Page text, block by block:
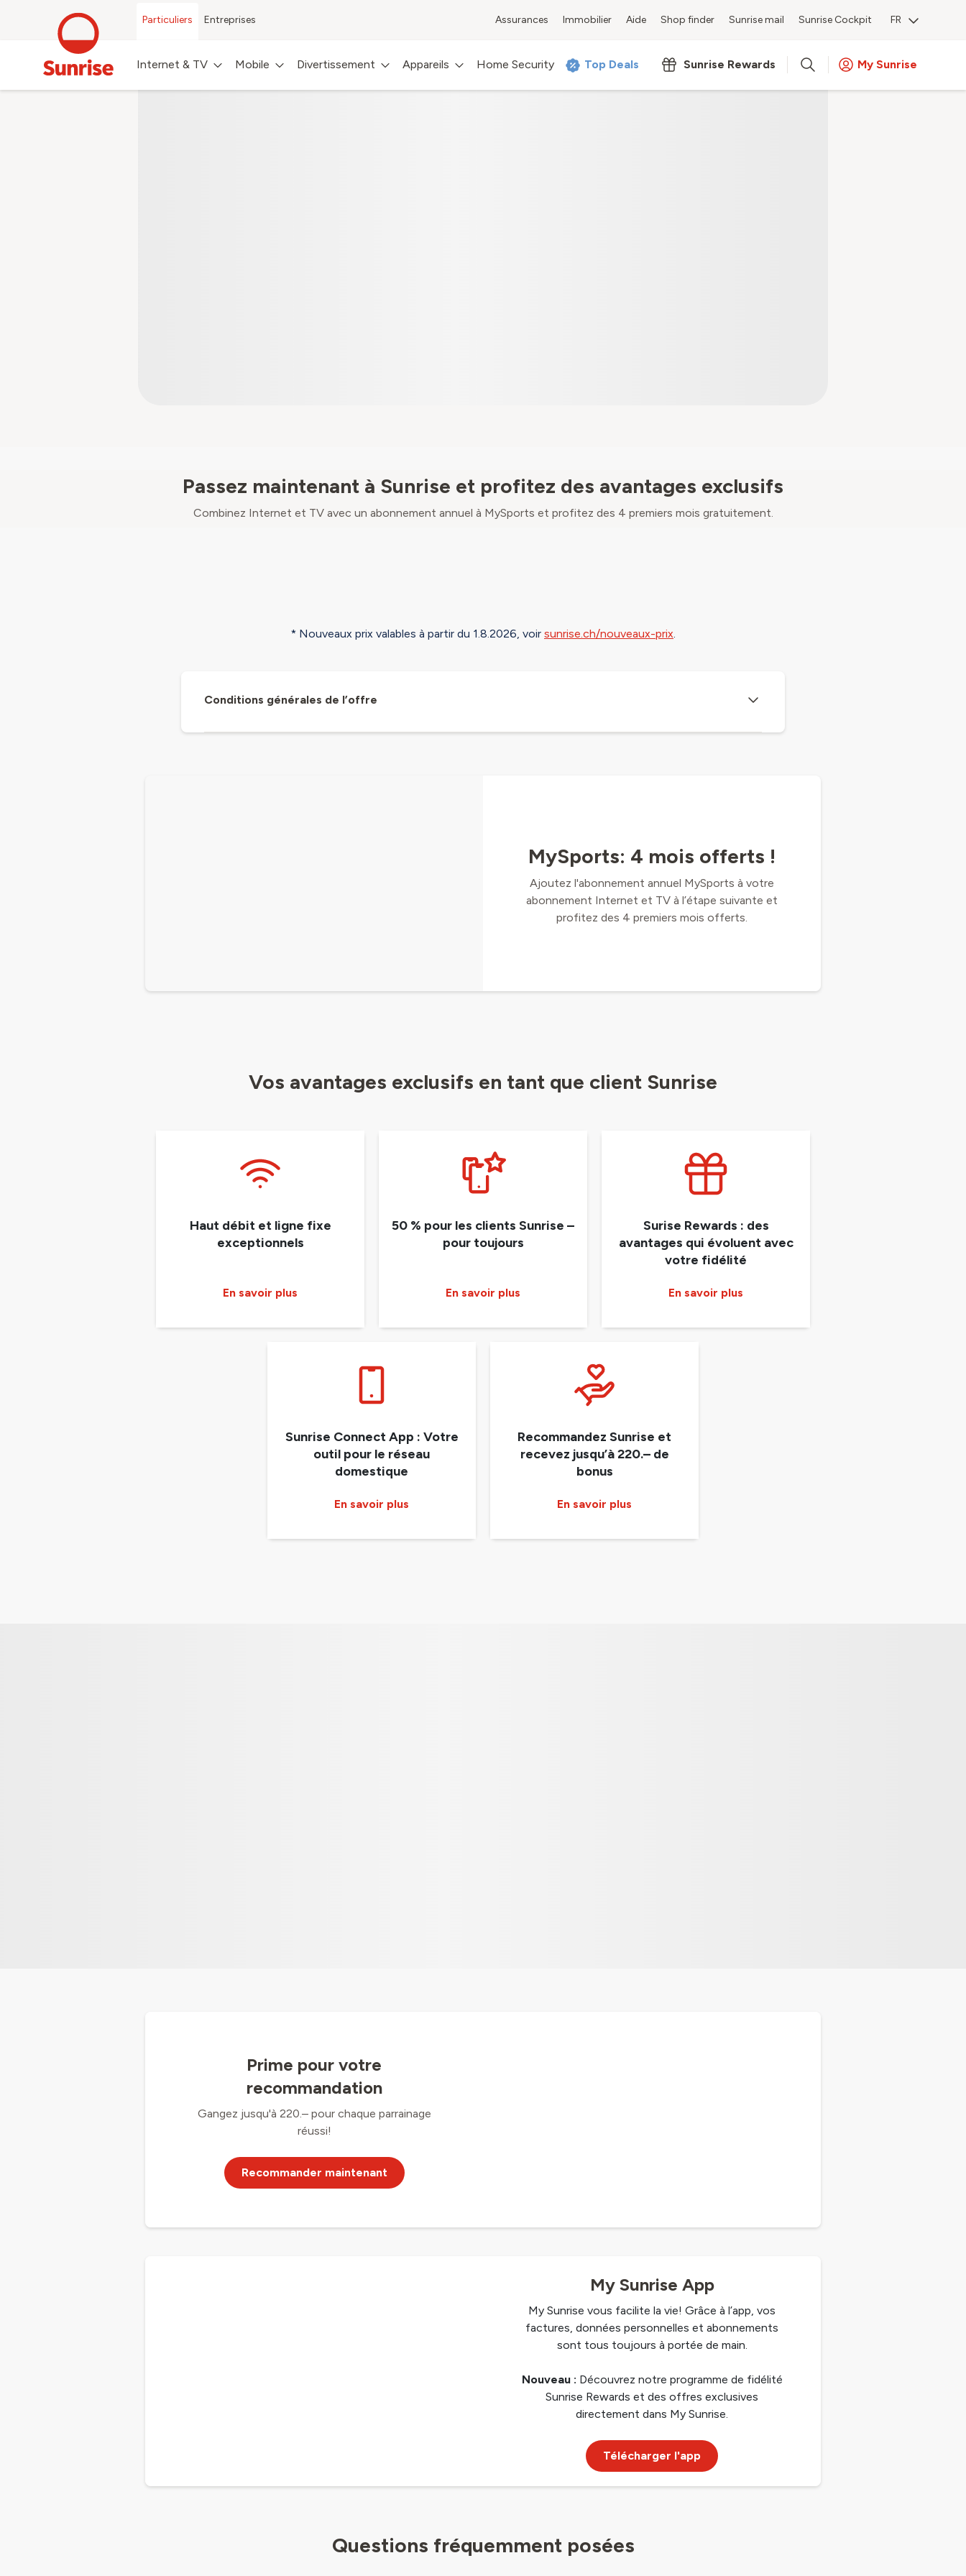
Particuliers Entreprises Assurances Immobilier Aide Shop finder Sunrise mail Sunrise Cockpit FR
Internet & TV Mobile Divertissement Appareils Home Security Top Deals Sunrise Rewards My Sunrise
Connectez-vous à My Sunrise pour des offres exclusives Se connecter
Passez maintenant à Sunrise et profitez des avantages exclusifs
Combinez Internet et TV avec un abonnement annuel à MySports et profitez des 4 premiers mois gratuitement.
* Nouveaux prix valables à partir du 1.8.2026, voir sunrise.ch/nouveaux-prix.
Conditions générales de l’offre
MySports: 4 mois offerts !
Ajoutez l'abonnement annuel MySports à votre
abonnement Internet et TV à l’étape suivante et
profitez des 4 premiers mois offerts.
Vos avantages exclusifs en tant que client Sunrise
Haut débit et ligne fixe
exceptionnels
En savoir plus
50 % pour les clients Sunrise –
pour toujours
En savoir plus
Surise Rewards : des
avantages qui évoluent avec
votre fidélité
En savoir plus
Sunrise Connect App : Votre
outil pour le réseau
domestique
En savoir plus
Recommandez Sunrise et
recevez jusqu’à 220.– de
bonus
En savoir plus
Prime pour votre
recommandation
Gangez jusqu'à 220.– pour chaque parrainage
réussi!
Recommander maintenant
My Sunrise App
My Sunrise vous facilite la vie! Grâce à l’app, vos
factures, données personnelles et abonnements
sont tous toujours à portée de main.
Nouveau : Découvrez notre programme de fidélité
Sunrise Rewards et des offres exclusives
directement dans My Sunrise.
Télécharger l'app
Questions fréquemment posées